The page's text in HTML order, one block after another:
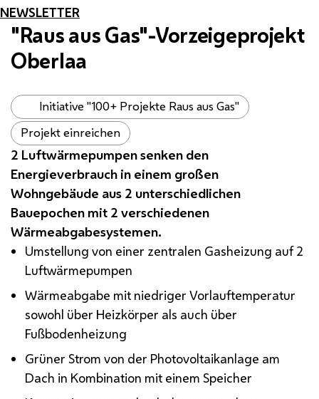
NEWSLETTER
"Raus aus Gas"-Vorzeigeprojekt
Oberlaa
Initiative "100+ Projekte Raus aus Gas"
Projekt einreichen
2 Luftwärmepumpen senken den
Energieverbrauch in einem großen
Wohngebäude aus 2 unterschiedlichen
Bauepochen mit 2 verschiedenen
Wärmeabgabesystemen.
Umstellung von einer zentralen Gasheizung auf 2
Luftwärmepumpen
Wärmeabgabe mit niedriger Vorlauftemperatur
sowohl über Heizkörper als auch über
Fußbodenheizung
Grüner Strom von der Photovoltaikanlage am
Dach in Kombination mit einem Speicher